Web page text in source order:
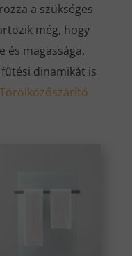
a szükséges
még, hogy
és magassága,
dinamikát is
Törölközőszárító